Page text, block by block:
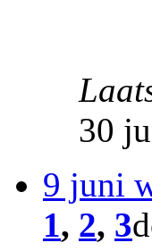
30
9 juni
1, 2, 3